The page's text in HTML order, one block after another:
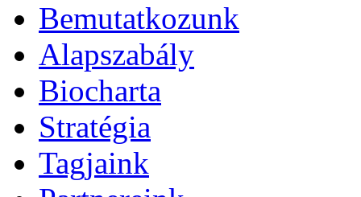
Bemutatkozunk
Alapszabály
Biocharta
Stratégia
Tagjaink